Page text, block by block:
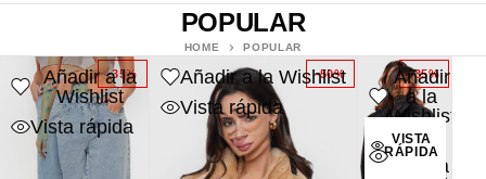
POPULAR
HOME POPULAR
-35%
Añadir a la
Wishlist
Vista rápida
-50%
Añadir a la Wishlist
Vista rápida
-35%
Añadir
a la
Wishlist
Vista
rápida
VISTA
RÁPIDA